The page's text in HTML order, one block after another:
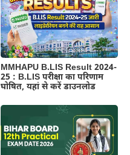
MMHAPU B.LIS Result 2024-
25 : B.LIS परीक्षा का परिणाम
घोषित, यहां से करें डाउनलोड